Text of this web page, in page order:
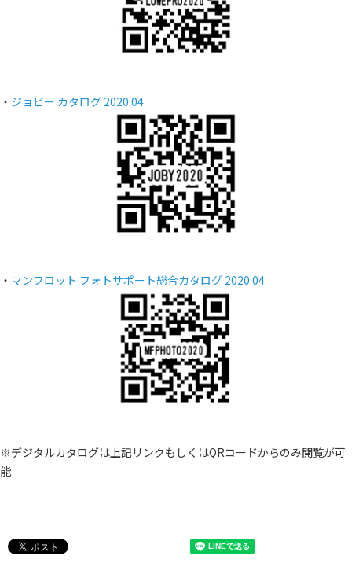
・ ジョビー カタログ 2020.04
・ マンフロット フォトサポート総合カタログ 2020.04
※デジタルカタログは上記リンクもしくはQRコードからのみ閲覧が可
能